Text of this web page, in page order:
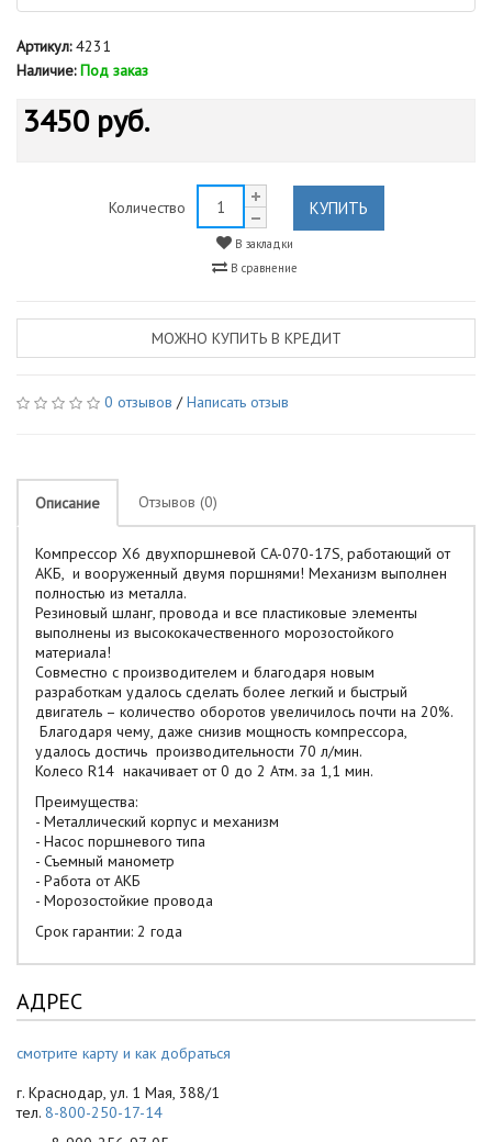
Артикул:4231
Наличие: Под заказ
3450 руб.
Количество КУПИТЬ
В закладки
В сравнение
МОЖНО КУПИТЬ В КРЕДИТ
0 отзывов /Написать отзыв
Описание Отзывов (0)
Компрессор X6 двухпоршневой CA-070-17S, работающий от
АКБ, и вооруженный двумя поршнями! Механизм выполнен
полностью из металла.
Резиновый шланг, провода и все пластиковые элементы
выполнены из высококачественного морозостойкого
материала!
Совместно с производителем и благодаря новым
разработкам удалось сделать более легкий и быстрый
двигатель – количество оборотов увеличилось почти на 20%.
Благодаря чему, даже снизив мощность компрессора,
удалось достичь производительности 70 л/мин.
Колесо R14 накачивает от 0 до 2 Атм. за 1,1 мин.
Преимущества:
- Металлический корпус и механизм
- Насос поршневого типа
- Съемный манометр
- Работа от АКБ
- Морозостойкие провода
Срок гарантии: 2 года
АДРЕС
смотрите карту и как добраться
г. Краснодар, ул. 1 Мая, 388/1
тел. 8-800-250-17-14